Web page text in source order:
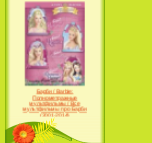
Барби / Barbie:
Полнометражные
мультфильмы / Все
мультфильмы про Барби
(2001-2014)